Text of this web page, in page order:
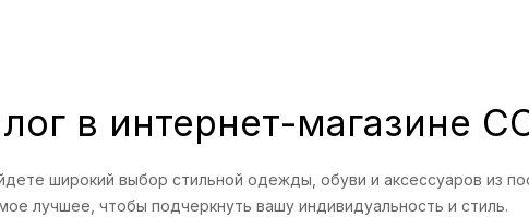
в интернет-магазине
широкий выбор стильной одежды, обуви и аксессуаров из
лучшее, чтобы подчеркнуть вашу индивидуальность и стиль.